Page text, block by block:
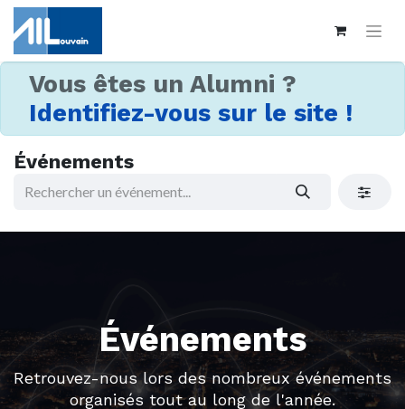
Vous êtes un Alumni ?
Identifiez-vous sur le site !
Événements
Événements
Retrouvez-nous lors des nombreux événements
organisés tout au long de l'année.